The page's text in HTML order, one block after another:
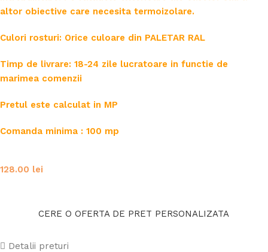
altor obiective care necesita termoizolare.
Culori rosturi: Orice culoare din PALETAR RAL
Timp de livrare: 18-24 zile lucratoare in functie de
marimea comenzii
Pretul este calculat in MP
Comanda minima : 100 mp
128.00 lei
CERE O OFERTA DE PRET PERSONALIZATA
Detalii preturi